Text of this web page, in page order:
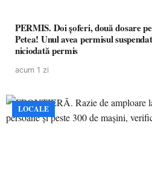
PERMIS. Doi șoferi, două dosare
Petea! Unul avea permisul
niciodată permis
acum 1 zi
LOCALE